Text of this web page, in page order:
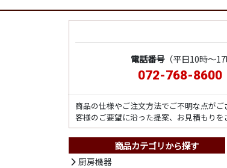
電話番号（平日10時～17
072-768-8600
商品の仕様やご注文方法でご不明な点が
客様のご要望に沿った提案、お見積もりを
商品カテゴリから探す
厨房機器